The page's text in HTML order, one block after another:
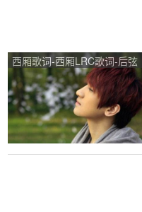
西厢歌词-西厢LRC歌词-后弦